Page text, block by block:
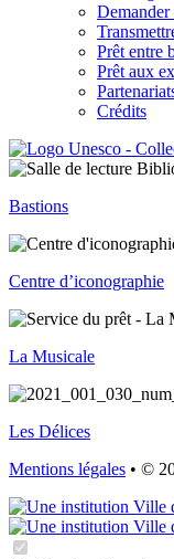
Demander
Prêt entre
Prêt aux
Crédits
Bastions
Centre d’iconographie
La Musicale
Les Délices
Mentions légales • ©